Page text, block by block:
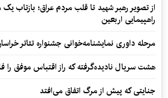
از تصویر رهبر شهید تا قلب مردم عراق؛ بازتاب
راهپیمایی اربعین
مرحله داوری نمایشنامه‌خوانی جشنواره تئاتر
هشت سریال نادیده‌گرفته که راز اقتباس موفق
جنایتی که پیش از مرگ اتفاق می‌افتد